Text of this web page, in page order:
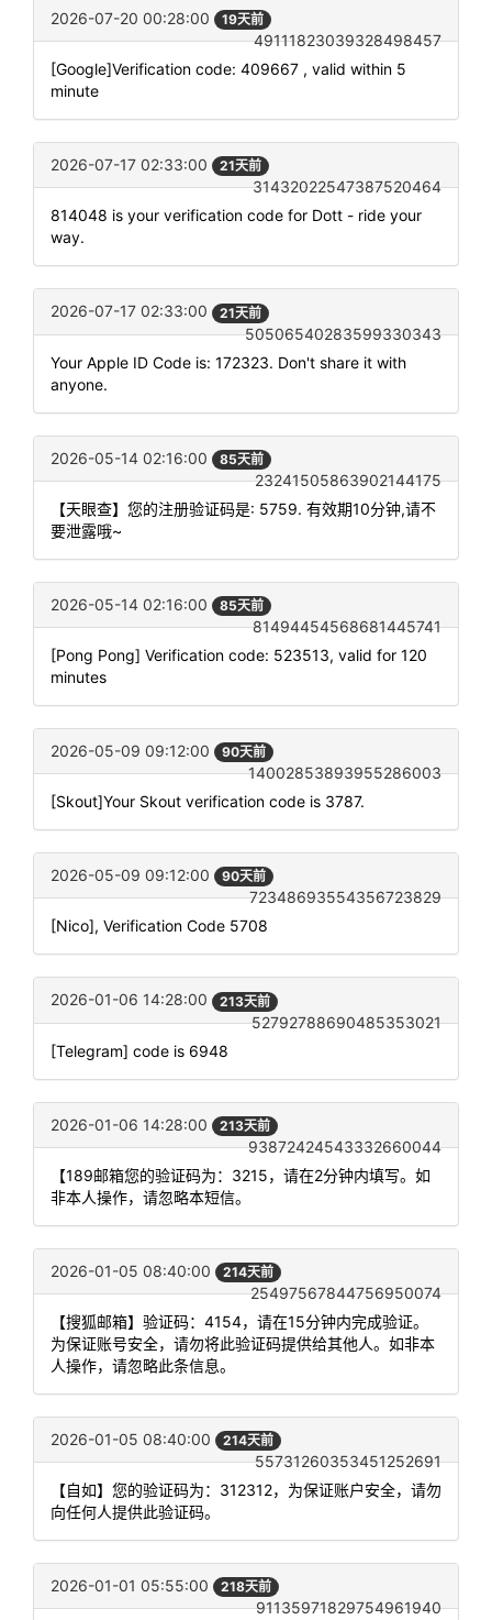
2026-07-20 00:28:00 19天前
49111823039328498457
[Google]Verification code: 409667 , valid within 5
minute
2026-07-17 02:33:00 21天前
31432022547387520464
814048 is your verification code for Dott - ride your
way.
2026-07-17 02:33:00 21天前
50506540283599330343
Your Apple ID Code is: 172323. Don't share it with
anyone.
2026-05-14 02:16:00 85天前
23241505863902144175
【天眼查】您的注册验证码是: 5759. 有效期10分钟,请不
要泄露哦~
2026-05-14 02:16:00 85天前
81494454568681445741
[Pong Pong] Verification code: 523513, valid for 120
minutes
2026-05-09 09:12:00 90天前
14002853893955286003
[Skout]Your Skout verification code is 3787.
2026-05-09 09:12:00 90天前
72348693554356723829
[Nico], Verification Code 5708
2026-01-06 14:28:00 213天前
52792788690485353021
[Telegram] code is 6948
2026-01-06 14:28:00 213天前
93872424543332660044
【189邮箱您的验证码为：3215，请在2分钟内填写。如
非本人操作，请忽略本短信。
2026-01-05 08:40:00 214天前
25497567844756950074
【搜狐邮箱】验证码：4154，请在15分钟内完成验证。
为保证账号安全，请勿将此验证码提供给其他人。如非本
人操作，请忽略此条信息。
2026-01-05 08:40:00 214天前
55731260353451252691
【自如】您的验证码为：312312，为保证账户安全，请勿
向任何人提供此验证码。
2026-01-01 05:55:00 218天前
91135971829754961940